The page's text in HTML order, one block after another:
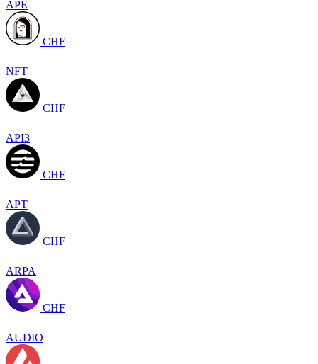
APE
CHF
NFT
CHF
API3
CHF
APT
CHF
ARPA
CHF
AUDIO